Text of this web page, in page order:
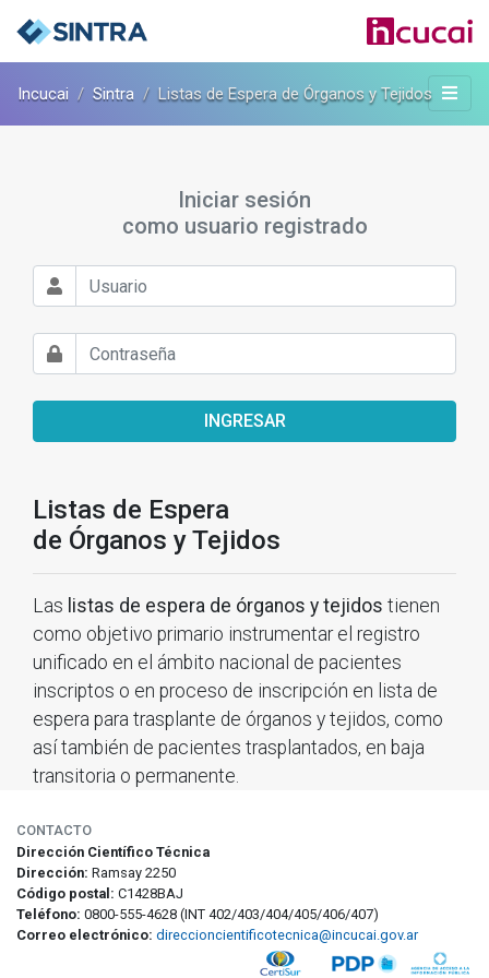
sintra.incucai.gov.ar
Incucai Sintra Listas de Espera de Órganos y Tejidos
Iniciar sesión
como usuario registrado
INGRESAR
Listas de Espera
de Órganos y Tejidos
Las listas de espera de órganos y tejidos tienen
como objetivo primario instrumentar el registro
unificado en el ámbito nacional de pacientes
inscriptos o en proceso de inscripción en lista de
espera para trasplante de órganos y tejidos, como
así también de pacientes trasplantados, en baja
transitoria o permanente.
CONTACTO
Dirección Científico Técnica
Dirección: Ramsay 2250
Código postal: C1428BAJ
Teléfono: 0800-555-4628 (INT 402/403/404/405/406/407)
Correo electrónico: direccioncientificotecnica@incucai.gov.ar